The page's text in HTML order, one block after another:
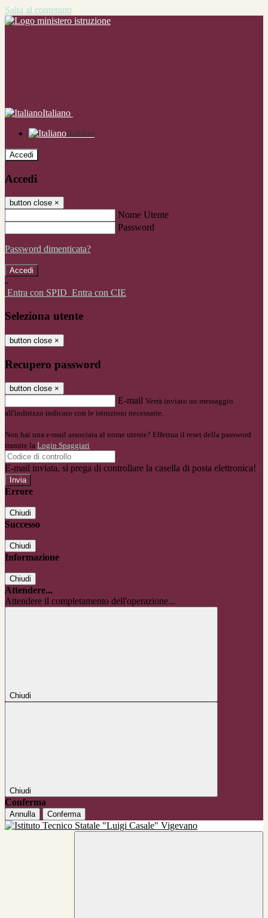
Salta al contenuto
Italiano
Italiano
Accedi
Accedi
button close ×
Nome Utente
Password
Password dimenticata?
-
Entra con SPID Entra con CIE
Seleziona utente
button close ×
Recupero password
button close ×
E-mail Verrà inviato un messaggio
all'indirizzo indicato con le istruzioni necessarie.
Non hai una e-mail associata al nome utente? Effettua il reset della password
tramite la Login Spaggiari
E-mail inviata, si prega di controllare la casella di posta elettronica!
Errore
Chiudi
Successo
Chiudi
Informazione
Chiudi
Attendere...
Attendere il completamento dell'operazione...
Chiudi
Chiudi
Conferma
Annulla Conferma